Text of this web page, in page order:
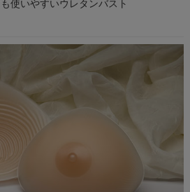
使いやすいウレタンバスト